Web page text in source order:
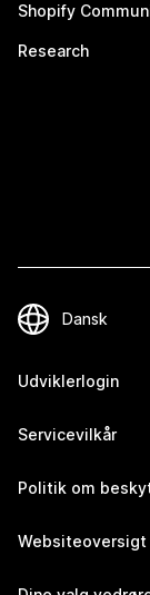
Shopify
Research
Udviklerlogin
Servicevilkår
Politik om
Websiteoversigt